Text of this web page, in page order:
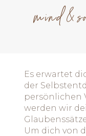
Es erwartet
der
persönlichen
werden wir
Um dich von